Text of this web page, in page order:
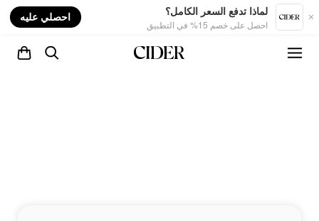
لماذا تدفع السعر الكامل؟
احصل على خصم 15% في التطبيق
احصلي عليه